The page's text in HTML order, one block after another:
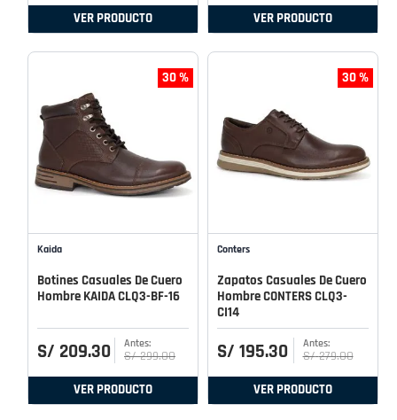
VER PRODUCTO VER PRODUCTO
30 %
Kaida
Botines Casuales De Cuero
Hombre KAIDA CLQ3-BF-16
S/ 209.30 S/ 299.00
VER PRODUCTO
30 %
Conters
Zapatos Casuales De Cuero
Hombre CONTERS CLQ3-
CI14
S/ 195.30 S/ 279.00
VER PRODUCTO